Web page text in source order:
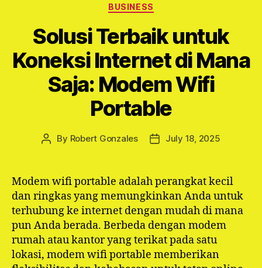
Categories
BUSINESS
Solusi Terbaik untuk
Koneksi Internet di Mana
Saja: Modem Wifi
Portable
Post
By Robert Gonzales
PostJuly 18, 2025
Modem wifi portable adalah perangkat kecil
dan ringkas yang memungkinkan Anda untuk
terhubung ke internet dengan mudah di mana
pun Anda berada. Berbeda dengan modem
rumah atau kantor yang terikat pada satu
lokasi, modem wifi portable memberikan